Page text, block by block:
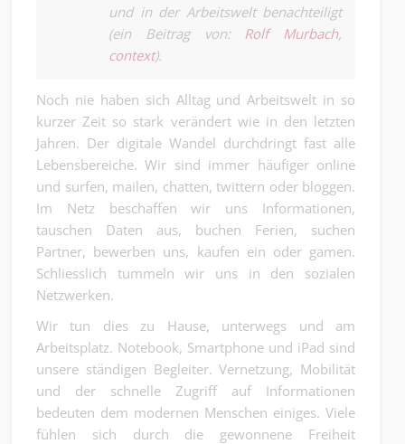
und in der Arbeitswelt benachteiligt
(ein Beitrag von: Rolf Murbach,
context).
Noch nie haben sich Alltag und Arbeitswelt in so
kurzer Zeit so stark verändert wie in den letzten
Jahren. Der digitale Wandel durchdringt fast alle
Lebensbereiche. Wir sind immer häufiger online
und surfen, mailen, chatten, twittern oder bloggen.
Im Netz beschaffen wir uns Informationen,
tauschen Daten aus, buchen Ferien, suchen
Partner, bewerben uns, kaufen ein oder gamen.
Schliesslich tummeln wir uns in den sozialen
Netzwerken.
Wir tun dies zu Hause, unterwegs und am
Arbeitsplatz. Notebook, Smartphone und iPad sind
unsere ständigen Begleiter. Vernetzung, Mobilität
und der schnelle Zugriff auf Informationen
bedeuten dem modernen Menschen einiges. Viele
fühlen sich durch die gewonnene Freiheit